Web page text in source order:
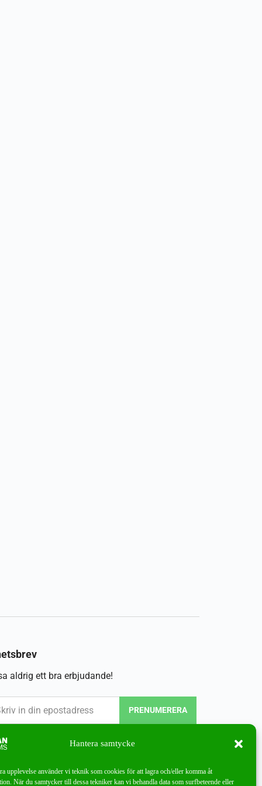
Hantera samtycke
upplevelse använder vi teknik som cookies för att lagra och/eller komma åt
När du samtycker till dessa tekniker kan vi behandla data som surfbeteende eller
aldrig ett bra erbjudande!
PRENUMERERA